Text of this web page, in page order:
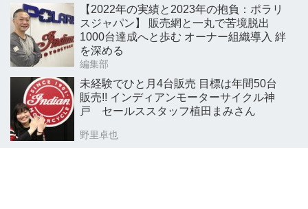
【2022年の実績と2023年の抱負：ポラリ
スジャパン】 販売網と一丸で苦境脱出
1000台達成へと歩む オーナー組織導入 絆
を深める
編集部
未経験でひと月4台販売 目標は年間50台
販売!! インディアンモーターサイクル神
戸 セールススタッフ植田まみさん
野里卓也